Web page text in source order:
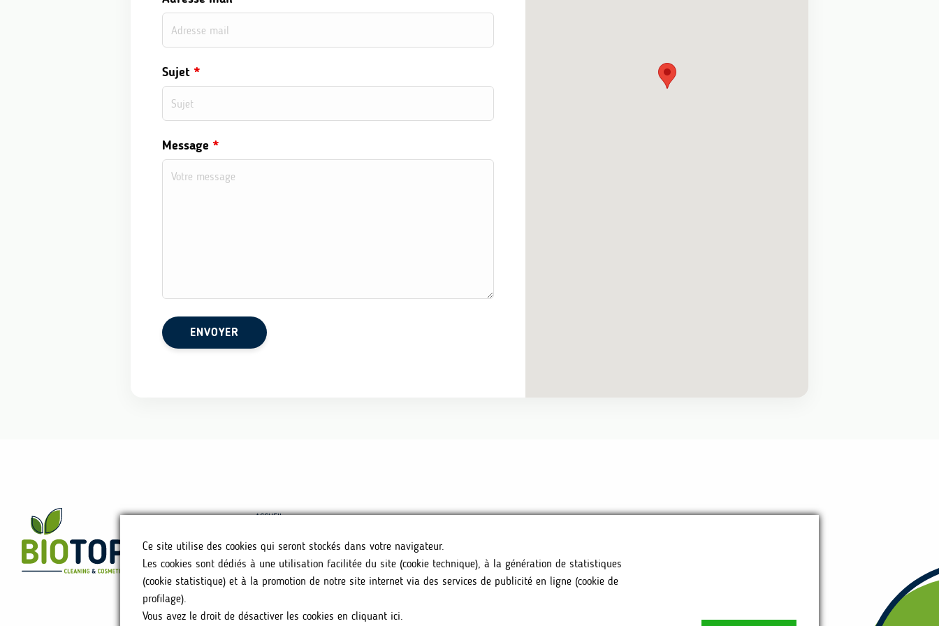
Sujet *
Message *
ACCUEIL
NOS PRODUITS
OÙ NOUS TROUVER
FAQ
POLITIQUE DE CONFIDENTIALITÉ
+32(0) 498 50 35 60
Ce site utilise des cookies qui seront stockés dans votre navigateur.
Les cookies sont dédiés à une utilisation facilitée du site (cookie technique), à la génération de statistiques
(cookie statistique) et à la promotion de notre site internet via des services de publicité en ligne (cookie de
profilage).
Vous avez le droit de désactiver les cookies en cliquant ici.